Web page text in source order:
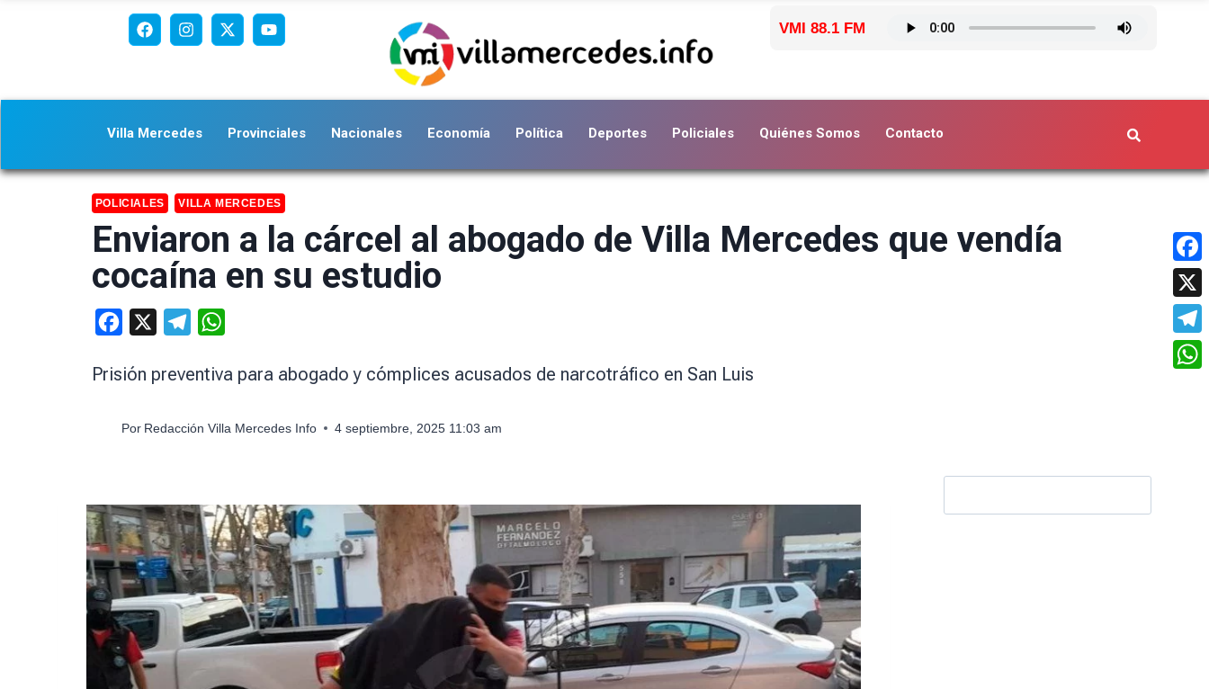
VMI 88.1 FM
Villa Mercedes Provinciales Nacionales Economía Política Deportes Policiales Quiénes Somos Contacto
POLICIALES VILLA MERCEDES
Enviaron a la cárcel al abogado de Villa Mercedes que vendía
cocaína en su estudio
Facebook Telegram
Prisión preventiva para abogado y cómplices acusados de narcotráfico en San Luis
Por Redacción Villa Mercedes Info 4 septiembre, 2025 11:03 am
X